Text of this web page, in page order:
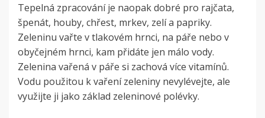
Tepelná zpracování je naopak dobré pro rajčata,
špenát, houby, chřest, mrkev, zelí a papriky.
Zeleninu vařte v tlakovém hrnci, na páře nebo v
obyčejném hrnci, kam přidáte jen málo vody.
Zelenina vařená v páře si zachová více vitamínů.
Vodu použitou k vaření zeleniny nevylévejte, ale
využijte ji jako základ zeleninové polévky.